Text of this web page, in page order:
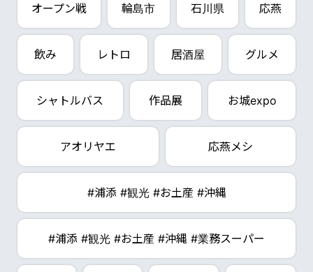
オープン戦 輪島市 石川県 応燕
飲み レトロ 居酒屋 グルメ
シャトルバス 作品展 お城expo
アオリヤエ 応燕メシ
#浦添 #観光 #お土産 #沖縄
#浦添 #観光 #お土産 #沖縄 #業務スーパー